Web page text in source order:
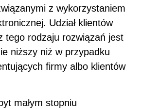
z wykorzystaniem
Udział klientów
tego rodzaju rozwiązań jest
niższy niż w przypadku
firmy albo klientów
małym stopniu